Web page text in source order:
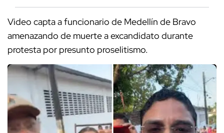
Video capta a funcionario de Medellín de Bravo
amenazando de muerte a excandidato durante
protesta por presunto proselitismo.